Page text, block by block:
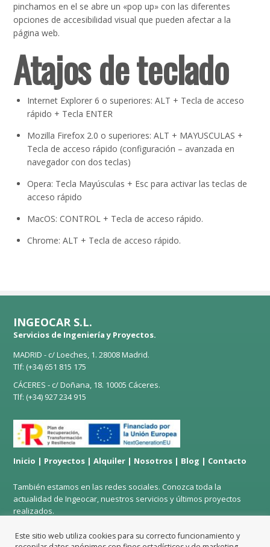
pinchamos en el se abre un «pop up» con las diferentes
opciones de accesibilidad visual que pueden afectar a la
página web.
Atajos de teclado
Internet Explorer 6 o superiores: ALT + Tecla de acceso
rápido + Tecla ENTER
Mozilla Firefox 2.0 o superiores: ALT + MAYUSCULAS +
Tecla de acceso rápido (configuración – avanzada en
navegador con dos teclas)
Opera: Tecla Mayúsculas + Esc para activar las teclas de
acceso rápido
MacOS: CONTROL + Tecla de acceso rápido.
Chrome: ALT + Tecla de acceso rápido.
INGEOCAR S.L.
Servicios de Ingeniería y Proyectos.
MADRID - c/ Loeches, 1. 28008 Madrid.
Tlf: (+34) 651 815 175
CÁCERES - c/ Doñana, 18. 10005 Cáceres.
Tlf: (+34) 927 234 915
Inicio | Proyectos |Alquiler | Nosotros | Blog | Contacto
También estamos en las redes sociales. Conozca toda la
actualidad de Ingeocar, nuestros servicios y últimos proyectos
realizados.
Este sitio web utiliza cookies para su correcto funcionamiento y